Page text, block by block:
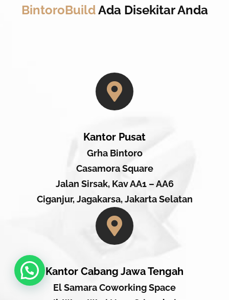
BintoroBuildAda Disekitar Anda
Kantor Pusat
Grha Bintoro
Casamora Square
Jalan Sirsak, Kav AA1 – AA6
Ciganjur, Jagakarsa, Jakarta Selatan
Kantor Cabang Jawa Tengah
El Samara Coworking Space